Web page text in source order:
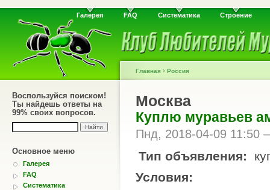
Галерея FAQ Систематика Строение
Воспользуйся поиском!
Ты найдешь ответы на
99% своих вопросов.
Основное меню
Галерея
FAQ
Систематика
Главная › Россия
Москва
Куплю муравьев
Пнд, 2018-04-09
Тип объявления:
Условия: